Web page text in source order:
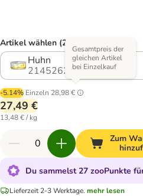
Artikel wählen (2 Varianten)
Huhn
2145262.0
-5.14% Einzeln 28,98 €
Gesamtpreis der
gleichen Artikel
bei Einzelkauf
27,49 €
13,48 € / kg
Zum
Du sammelst 27 zooPunkte
Lieferzeit 2-3 Werktage. mehr lesen